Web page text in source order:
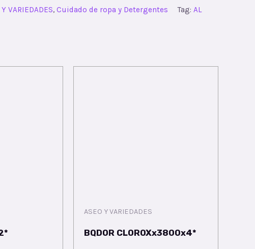
Y VARIEDADES, Cuidado de ropa y Detergentes Tag: AL
ASEO Y VARIEDADES
BQDOR CLOROXx3800x4*